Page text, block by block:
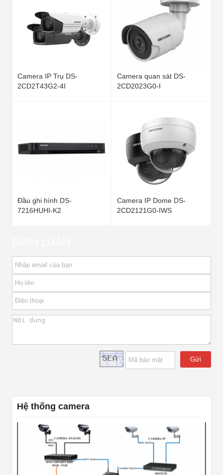
Camera IP Trụ DS-
2CD2T43G2-4I
Camera quan sát DS-
2CD2023G0-I
Đầu ghi hình DS-
7216HUHI-K2
Camera IP Dome DS-
2CD2121G0-IWS
Gửi
Hệ thống camera